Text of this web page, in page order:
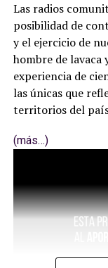
Las radios
posibilidad de
y el ejercicio de
hombre de lavaca
experiencia de
las únicas que
territorios del
(más…)